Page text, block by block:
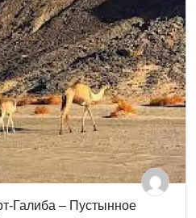
Галиба – Пустынное